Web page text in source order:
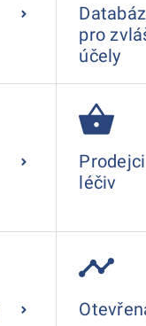
pro
účely
léčiv